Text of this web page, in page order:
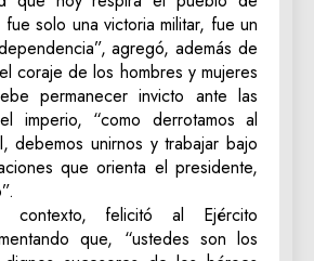
solo una victoria militar, fue un
agregó, además de
coraje de los hombres y mujeres
permanecer invicto ante las
imperio, “como derrotamos al
debemos unirnos y trabajar bajo
que orienta el presidente,
contexto, felicitó al Ejército
que, “ustedes son los